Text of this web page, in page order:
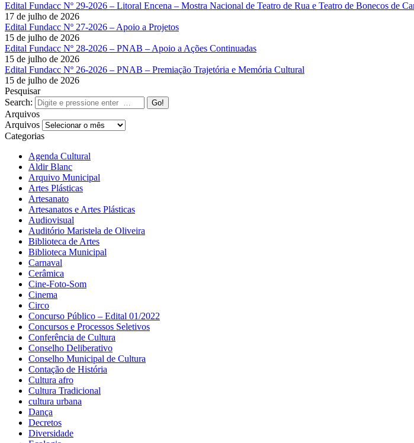
Edital Fundacc Nº 29-2026 – Litoral Encena – Mostra Nacional de Teatro de Rua e Teatro de Bonecos de
17 de julho de 2026
Edital Fundacc Nº 27-2026 – Apoio a Projetos
15 de julho de 2026
Edital Fundacc Nº 28-2026 – PNAB – Apoio a Ações Continuadas
15 de julho de 2026
Edital Fundacc Nº 26-2026 – PNAB – Premiação Trajetória e Memória Cultural
15 de julho de 2026
Pesquisar
Search:
Arquivos
Arquivos
Categorias
Agenda Cultural
Aldir Blanc
Arquivo Municipal
Artes Plásticas
Artesanato
Artesanatos e Artes Plásticas
Audiovisual
Auditório Maristela de Oliveira
Biblioteca de Artes
Biblioteca Municipal
Carnaval
Cerâmica
Cine-Foto-Som
Cinema
Circo
Concurso Público – Edital 01/2022
Concursos e Processos Seletivos
Conferência de Cultura
Conselho Deliberativo
Conselho Municipal de Cultura
Contação de História
Cultura afro
Cultura Tradicional
cultura urbana
Dança
Decretos
Diversidade